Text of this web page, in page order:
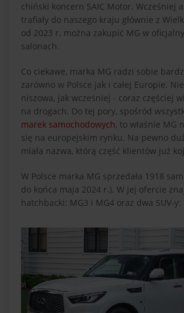
chiński koncern SAIC Motor. Wcześniej
trafiały do naszego kraju głównie z
od 2023 r. można zakupić MG w
salonach.
Co ciekawe, marka MG radzi sobie
zarówno w Polsce jak i całej Europie.
niszowa, jak wcześniej - coraz częściej
na drogach. Do tej pory, spośród
marek samochodowych, to właśnie MG
się na europejskim rynku. Na pewno
miała nazwa, którą część klientów już
W Polsce marka MG sprzedała 1918
do końca maja 2024 r.). W jej ofercie
hatchbacki: MG3 i MG4 oraz dwa SUV-y: